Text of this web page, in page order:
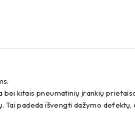
kitais pneumatinių įrankių
padeda išvengti dažymo defektų,